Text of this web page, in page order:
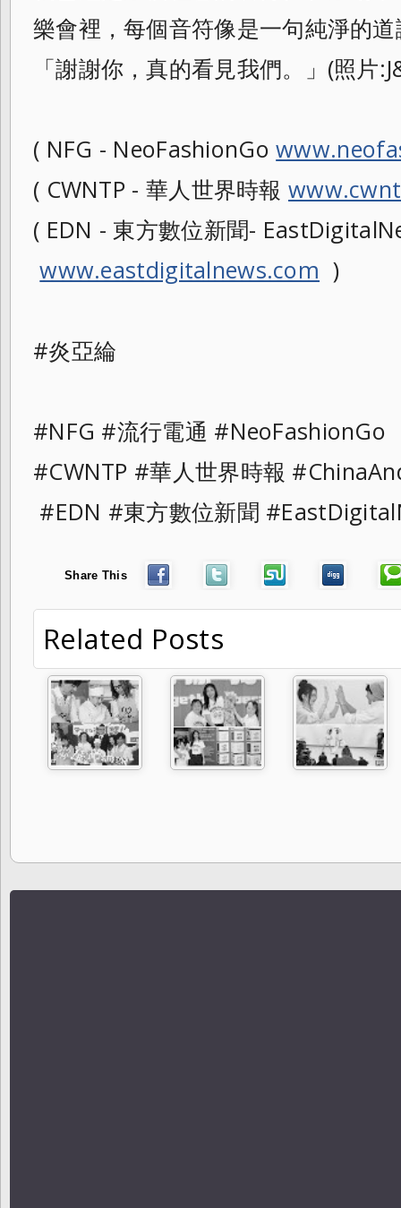
樂會裡，每個音符像是一句純淨的
「謝謝你，真的看見我們。」(照片
( NFG - NeoFashionGo
( CWNTP - 華人世界時報
( EDN - 東方數位新聞-
www.eastdigitalnews.com )
#炎亞綸
#NFG #流行電通 #NeoFashionGo
#CWNTP #華人世界時報
#EDN #東方數位新聞
Share This
Related Posts